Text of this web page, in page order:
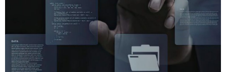
與費用結構三個角度，帶你快速找到最適合部署 OpenClaw
的 VPS 解決方案。 OpenClaw 硬體需求：到底需要多少資
源？ 先說結論：OpenClaw 其實非常省資源。 OpenClaw
本質上是一個 Node.js 應用程式，主要功能是呼叫外部 AI
模型 API，因此本身並不需要 GPU 或高階硬體。 執行環